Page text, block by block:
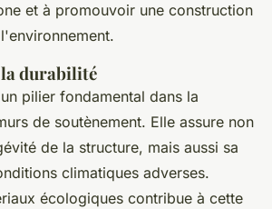
et à promouvoir une construction
durabilité
pilier fondamental dans la
de soutènement. Elle assure non
de la structure, mais aussi sa
climatiques adverses.
écologiques contribue à cette